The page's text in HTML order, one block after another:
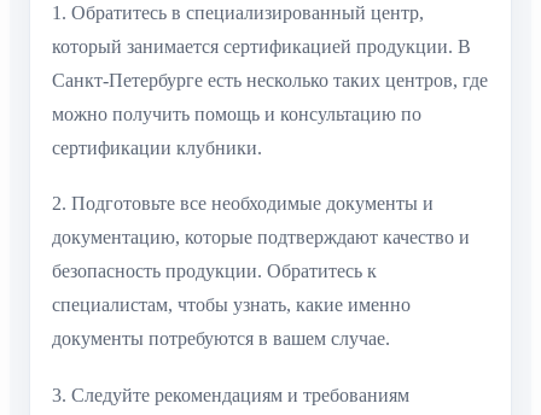
1. Обратитесь в специализированный центр,
который занимается сертификацией продукции. В
Санкт-Петербурге есть несколько таких центров, где
можно получить помощь и консультацию по
сертификации клубники.
2. Подготовьте все необходимые документы и
документацию, которые подтверждают качество и
безопасность продукции. Обратитесь к
специалистам, чтобы узнать, какие именно
документы потребуются в вашем случае.
3. Следуйте рекомендациям и требованиям